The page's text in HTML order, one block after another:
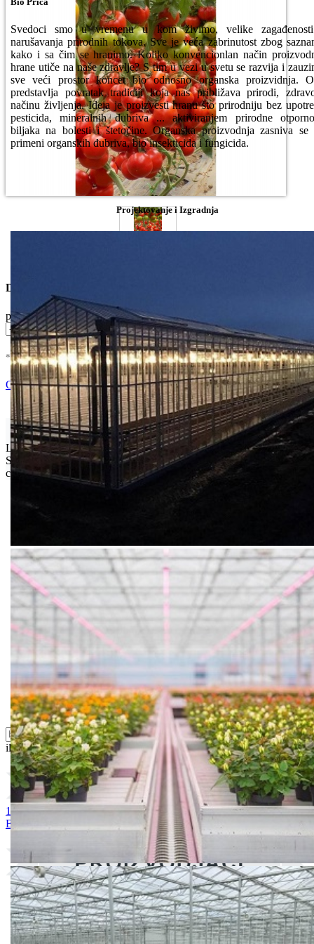
Svedoci smo u vremenu u kom živimo, velike
narušavanja prirodnih tokova. Sve je veća zabrinutost zbog
kako i sa čim se hranimo. Koliko konvencionlan način
hrane utiče na naše zdravlje? S tim u vezi u svetu se razvija i
sve veći prostor koncet bio odnosno organska proizvidnja.
predstavlja povratak tradiciji koja nas približava prirodi,
načinu življenja. Ideja je proizvesti hranu što prirodniju bez
pesticida, mineralnih đubriva ... aktiviranjem prirodne
biljaka na bolesti i štetočine. Organska proizvodnja zasniva se
primeni organskih đubriva, bio insekticida i fungicida.
Projektovanje i Izgradnja
Dostupne Opcije
pakovanje
* U cenu je uracunat PDV * Nema Na Stanju !
Ocenite i napišite preporuku
Isporuka Info
Limit za porudžbinu je 500.00 dinara
za isporuku na teritoriji
Srbije. Za inostranstvo, molimo da nas kontaktirate za informacije o
ceni i mogućnostima isporuke.
Dezinfekcija
Feromoni i klopke
Folije i agrotekstili
Oprema i instrumenti
Semena povrća
Sredstva za ishranu biljaka
Sredstva za zaštitu biljaka
Supstrati
Zaštita ... u 10 litara
ili probajte naprednu:pretragu
1. BIG BEEF 2. OPTIMA 3. RUNNER 4. PINK ROCK 5.
BOBCAT
7. CELLO 8. MIRSINI 9. PINK HEART